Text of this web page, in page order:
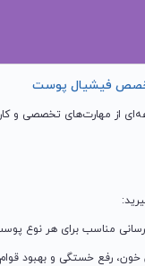
فیشیال پوست
از مهارت‌های تخصصی و
مناسب برای هر نوع
رفع خستگی و بهبود